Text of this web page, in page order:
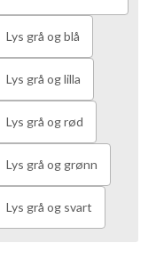
Lys grå og blå
Lys grå og lilla
Lys grå og rød
Lys grå og grønn
Lys grå og svart